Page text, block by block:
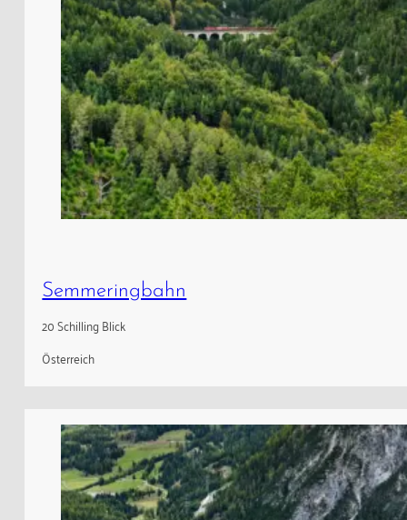
Semmeringbahn
20 Schilling Blick
Österreich